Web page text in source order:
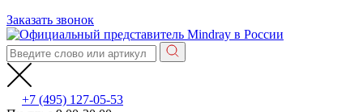
Заказать звонок
+7 (495) 127-05-53